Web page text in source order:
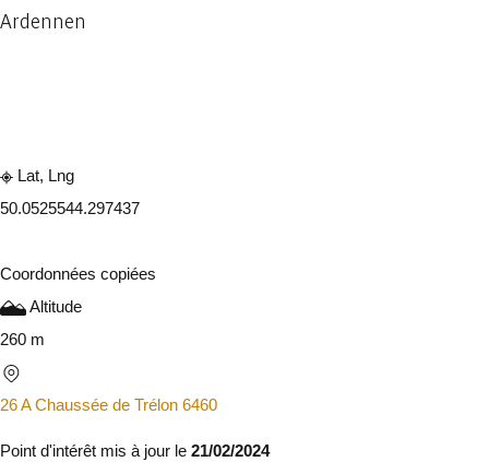
Ardennen
Lat, Lng
50.0525544.297437
Coordonnées copiées
Altitude
260 m
26 A Chaussée de Trélon 6460
Point d'intérêt mis à jour le 21/02/2024